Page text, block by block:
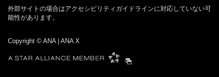
外部サイトの場合はアクセシビリティガイドラインに対応していない可
能性があります。
Copyright © ANA | ANA X